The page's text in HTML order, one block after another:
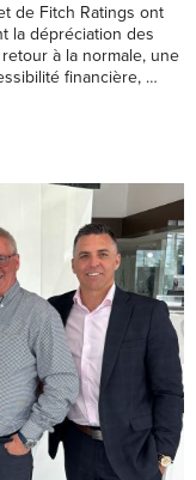
de Fitch Ratings ont
la dépréciation des
à la normale, une
financière, …